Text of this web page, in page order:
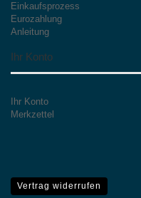
Einkaufsprozess
Eurozahlung
Anleitung
Ihr Konto
Ihr Konto
Merkzettel
Vertrag widerrufen